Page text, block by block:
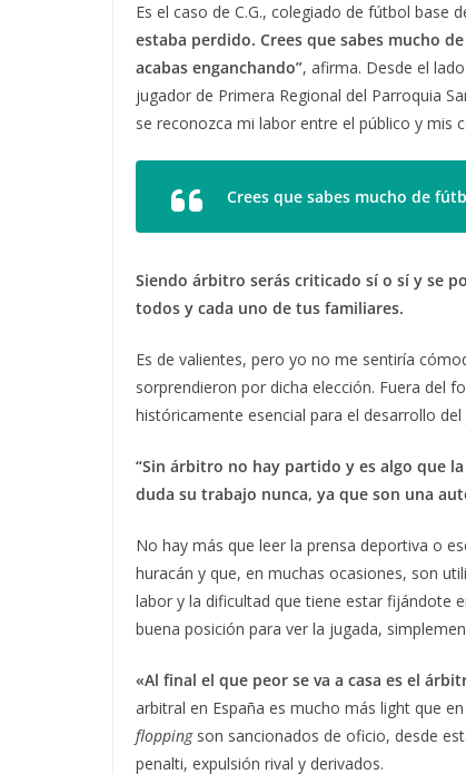
Es el caso de C.G., colegiado de fútbol base
estaba perdido. Crees que sabes mucho
acabas enganchando”, afirma. Desde el
jugador de Primera Regional del Parroquia
se reconozca mi labor entre el público y mis
Crees que sabes mucho de
Siendo árbitro serás criticado sí o sí y se
todos y cada uno de tus familiares.
Es de valientes, pero yo no me sentiría
sorprendieron por dicha elección. Fuera del
históricamente esencial para el desarrollo del
“Sin árbitro no hay partido y es algo que
duda su trabajo nunca, ya que son una
No hay más que leer la prensa deportiva o
huracán y que, en muchas ocasiones, son
labor y la dificultad que tiene estar fijándote
buena posición para ver la jugada,
«Al final el que peor se va a casa es el
arbitral en España es mucho más light que
floppingson sancionados de oficio, desde
penalti, expulsión rival y derivados.